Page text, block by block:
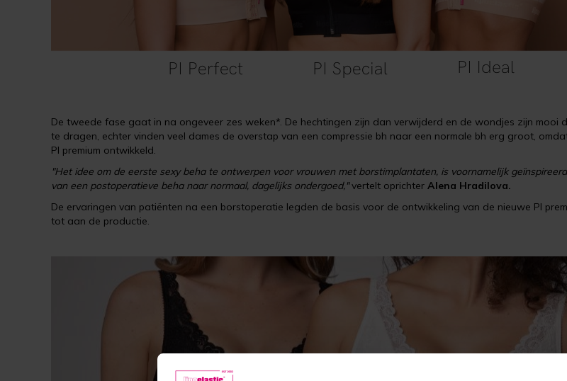
De tweede fase gaat in na ongeveer zes weken*. De hechtingen zijn dan verwijderd en de wondjes zijn mooi
te dragen, echter vinden veel dames de overstap van een compressie bh naar een normale bh erg groot,
PI premium ontwikkeld.
"Het idee om de eerste sexy beha te ontwerpen voor vrouwen met borstimplantaten, is voornamelijk
van een postoperatieve beha naar normaal, dagelijks ondergoed,"vertelt oprichter Alena Hradilova.
De ervaringen van patiënten na een borstoperatie legden de basis voor de ontwikkeling van de nieuwe PI
tot aan de productie.